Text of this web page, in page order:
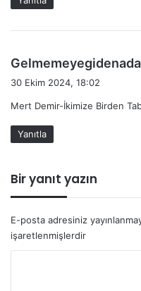
i
30 Ekim 2024, 18:02
Mert Demir-İkimize Birden Tab
Yanıtla
Bir yanıt yazın
E-posta adresiniz
işaretlenmişlerdir